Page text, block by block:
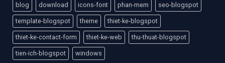
blog download icons-font phan-mem seo-blogspot
template-blogspot theme thiet-ke-blogspot
thiet-ke-contact-form thiet-ke-web thu-thuat-blogspot
tien-ich-blogspot windows